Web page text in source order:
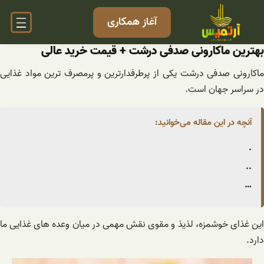
آغاز همکاری
بهترین ماکارونی صدفی درشت + قیمت خرید عالی
ماکارونی صدفی درشت یکی از پرطرفدارترین و پرمصرف ترین مواد غذایی
در سراسر جهان است.
آنچه در این مقاله می‌خوانید:
.
..
…
این غذای خوشمزه، لذیذ و مقوی نقش مهمی در میان وعده های غذایی ما
دارد.